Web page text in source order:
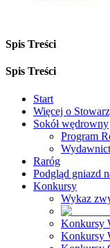
Spis Treści
Spis Treści
Start
Więcej o
Sokół wędrowny
Program
Raróg
Podgląd gniazd
Konkursy
Wykaz
Konkursy
Konkursy